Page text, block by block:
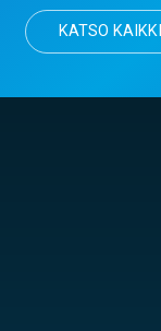
KATSO